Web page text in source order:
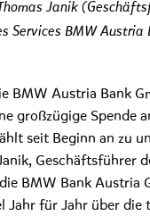
Janik
Services BMW Austria
BMW Austria Bank
großzügige Spende
seit Beginn an zu
Geschäftsführer
BMW Bank Austria
Jahr für Jahr über